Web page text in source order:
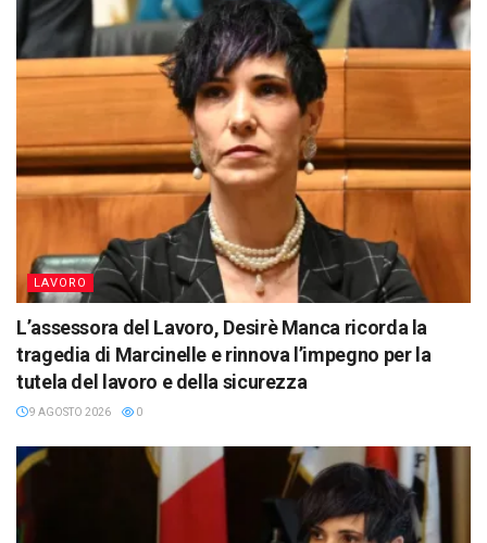
LAVORO
L’assessora del Lavoro, Desirè Manca ricorda la
tragedia di Marcinelle e rinnova l’impegno per la
tutela del lavoro e della sicurezza
9 AGOSTO 2026 0